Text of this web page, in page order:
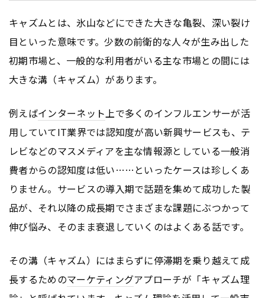
キャズムとは、氷山などにできた大きな亀裂、深い裂け
目といった意味です。少数の前衛的な人々が生み出した
初期市場と、一般的な利用者がいる主な市場との間には
大きな溝（キャズム）があります。
例えばインターネット上で多くのインフルエンサーが活
用していてIT業界では認知度が高い新興サービスも、テ
レビなどのマスメディアを主な情報源としている一般消
費者からの認知度は低い……といったケースは珍しくあ
りません。サービスの導入期で話題を集めて成功した製
品が、それ以降の成長期でさまざまな課題にぶつかって
伸び悩み、そのまま衰退していくのはよくある話です。
その溝（キャズム）にはまらずに停滞期を乗り越えて成
長するためのマーケティングアプローチが「キャズム理